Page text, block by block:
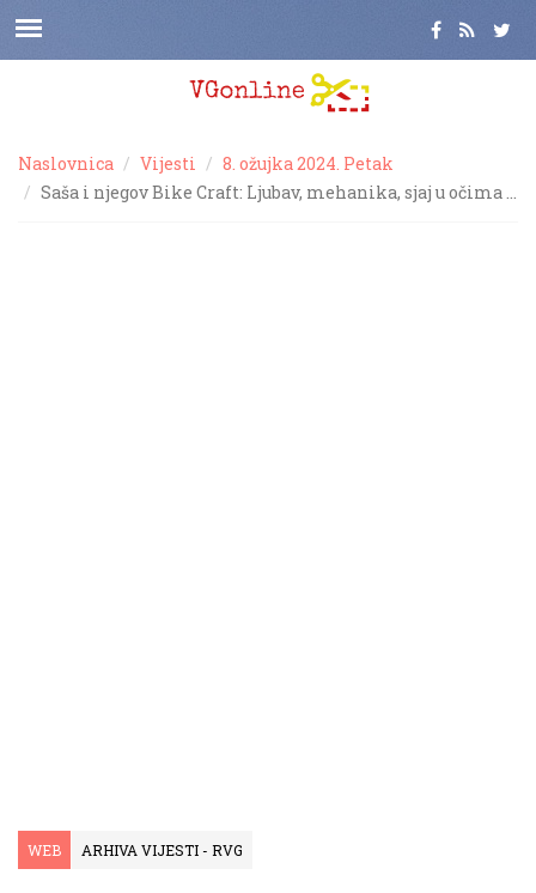
Naslovnica Vijesti
8. ožujka 2024. Petak
Saša i njegov Bike Craft: Ljubav, mehanika, sjaj u očima …
WEB ARHIVA VIJESTI - RVG